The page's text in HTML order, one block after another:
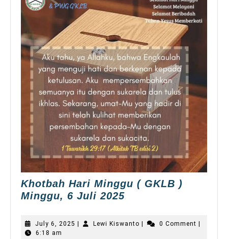
Khotbah Hari Minggu ( GKLB )
Minggu, 6 Juli 2025Khotbah
Minggu
July 6, 2025 July
Lewi Kiswanto Lewi
0 Comment
6:18 am